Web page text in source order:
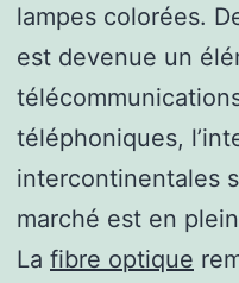
lampes colorées.
est devenue un
téléphoniques,
intercontinentales
marché est en
La fibre optique